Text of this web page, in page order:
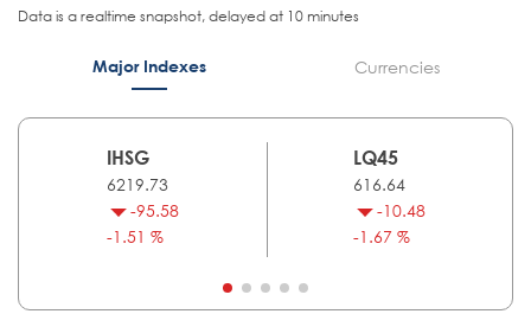
Data is a realtime snapshot, delayed at 10 minutes
Major Indexes Currencies
IHSG
6219.73
-95.58
-1.51 %
LQ45
616.64
-10.48
-1.67 %